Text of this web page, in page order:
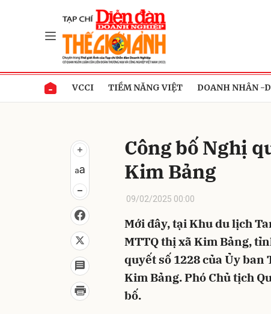
VCCI TIỀM NĂNG VIỆT DOANH NHÂN -
Công bố Nghị
Kim Bảng
09/02/2025 00:00
Mới đây, tại Khu du lịch
MTTQ thị xã Kim Bảng,
quyết số 1228 của Ủy
Kim Bảng. Phó Chủ tịch
bố.